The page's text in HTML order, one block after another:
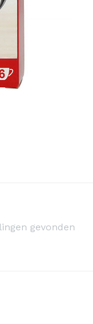
gevonden